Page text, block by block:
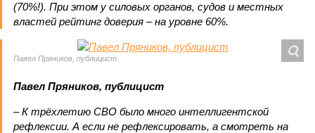
(70%!). При этом у силовых органов, судов и местных
властей рейтинг доверия – на уровне 60%.
Павел Пряников, публицист
Павел Пряников, публицист
– К трёхлетию СВО было много интеллигентской
рефлексии. А если не рефлексировать, а смотреть на